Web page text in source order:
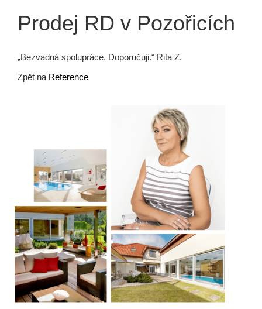
Prodej RD v Pozořicích
„Bezvadná spolupráce. Doporučuji.“ Rita Z.
Zpět na Reference